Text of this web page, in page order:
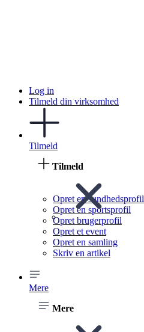
Log in
Tilmeld din virksomhed
Tilmeld
Tilmeld
Opret en sundhedsprofil
Opret en sportsprofil
Opret brugerprofil
Opret et event
Opret en samling
Skriv en artikel
Mere
Mere